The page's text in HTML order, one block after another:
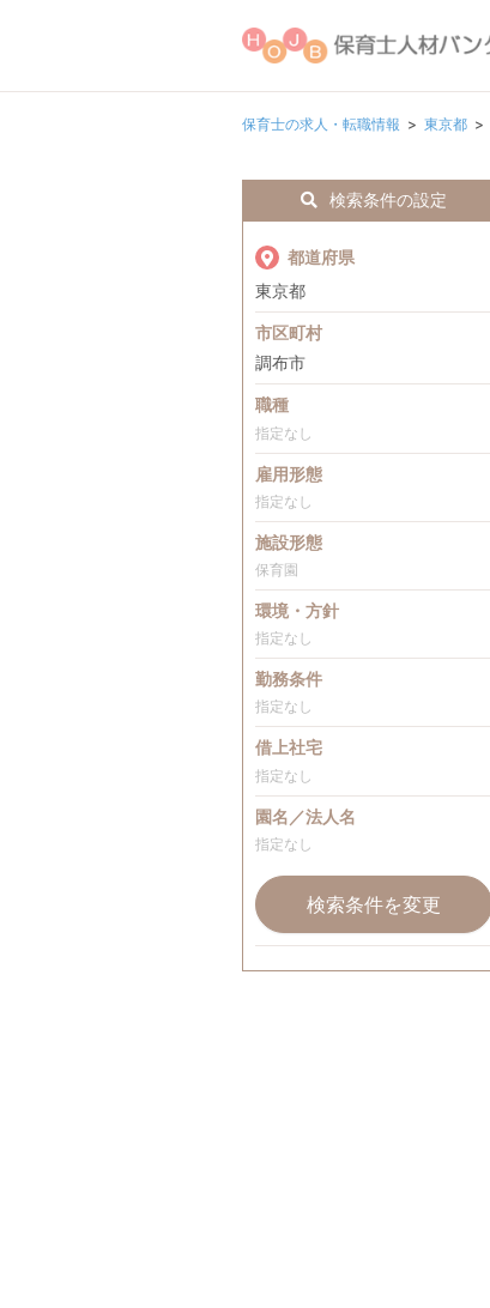
保育士の求人・転職情報 東京都
検索条件の設定
都道府県
東京都
市区町村
調布市
職種
指定なし
雇用形態
指定なし
施設形態
保育園
環境・方針
指定なし
勤務条件
指定なし
借上社宅
指定なし
園名／法人名
指定なし
検索条件を変更